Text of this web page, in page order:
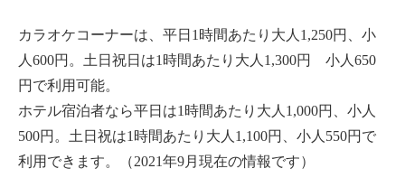
カラオケコーナーは、平日1時間あたり大人1,250円、小
人600円。土日祝日は1時間あたり大人1,300円 小人650
円で利用可能。
ホテル宿泊者なら平日は1時間あたり大人1,000円、小人
500円。土日祝は1時間あたり大人1,100円、小人550円で
利用できます。（2021年9月現在の情報です）